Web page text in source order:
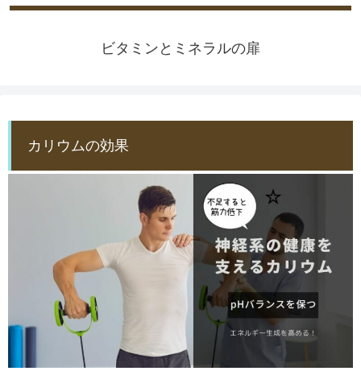
ビタミンとミネラルの扉
カリウムの効果